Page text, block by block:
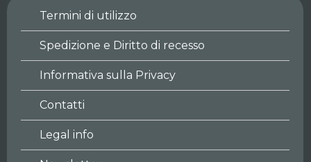
Termini di utilizzo
Spedizione e Diritto di recesso
Informativa sulla Privacy
Contatti
Legal info